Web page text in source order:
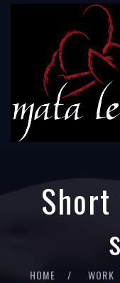
HOME WORK